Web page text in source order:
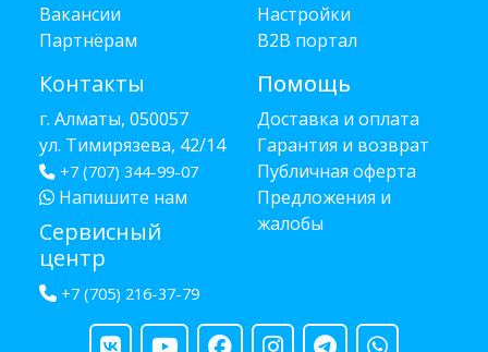
Вакансии
Партнёрам
Контакты
г. Алматы, 050057
ул. Тимирязева, 42/14
+7 (707) 344-99-07
Напишите нам
Сервисный
центр
+7 (705) 216-37-79
Настройки
B2B портал
Помощь
Доставка и оплата
Гарантия и возврат
Публичная оферта
Предложения и
жалобы